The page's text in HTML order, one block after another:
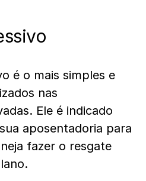
é o mais simples e
nas
Ele é indicado
aposentadoria para
fazer o resgate